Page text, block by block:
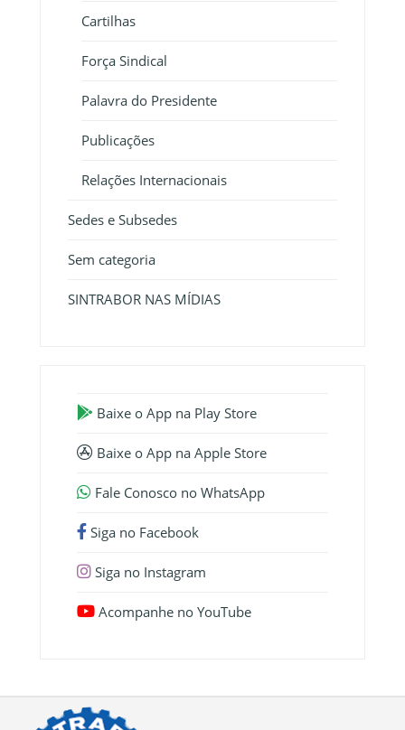
Cartilhas
Força Sindical
Palavra do Presidente
Publicações
Relações Internacionais
Sedes e Subsedes
Sem categoria
SINTRABOR NAS MÍDIAS
Baixe o App na Play Store
Baixe o App na Apple Store
Fale Conosco no WhatsApp
Siga no Facebook
Siga no Instagram
Acompanhe no YouTube